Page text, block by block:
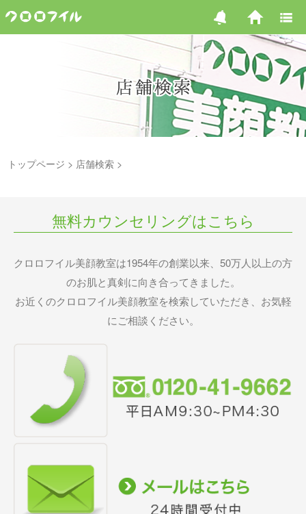
トップページ 店舗検索
無料カウンセリングはこちら
クロロフイル美顔教室は1954年の創業以来、50万人以上の方
のお肌と真剣に向き合ってきました。
お近くのクロロフイル美顔教室を検索していただき、お気軽
にご相談ください。